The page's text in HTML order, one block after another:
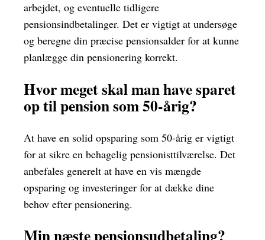
arbejdet, og eventuelle tidligere
pensionsindbetalinger. Det er vigtigt at undersøge
og beregne din præcise pensionsalder for at kunne
planlægge din pensionering korrekt.
Hvor meget skal man have sparet
op til pension som 50-årig?
At have en solid opsparing som 50-årig er vigtigt
for at sikre en behagelig pensionisttilværelse. Det
anbefales generelt at have en vis mængde
opsparing og investeringer for at dække dine
behov efter pensionering.
Min næste pensionsudbetaling?